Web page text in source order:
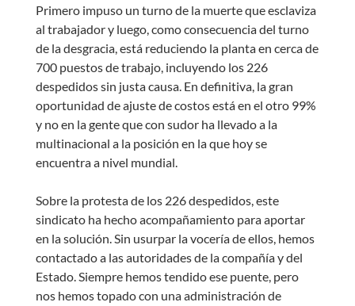
Primero impuso un turno de la muerte que esclaviza
al trabajador y luego, como consecuencia del turno
de la desgracia, está reduciendo la planta en cerca de
700 puestos de trabajo, incluyendo los 226
despedidos sin justa causa. En definitiva, la gran
oportunidad de ajuste de costos está en el otro 99%
y no en la gente que con sudor ha llevado a la
multinacional a la posición en la que hoy se
encuentra a nivel mundial.
Sobre la protesta de los 226 despedidos, este
sindicato ha hecho acompañamiento para aportar
en la solución. Sin usurpar la vocería de ellos, hemos
contactado a las autoridades de la compañía y del
Estado. Siempre hemos tendido ese puente, pero
nos hemos topado con una administración de